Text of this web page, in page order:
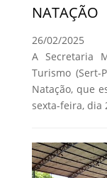
NATAÇÃO
26/02/2025
A Secretaria
Turismo (Sert-
Natação, que
sexta-feira, dia